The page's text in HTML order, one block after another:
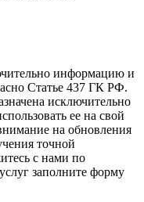
информацию и
Статье 437 ГК РФ.
исключительно
ее на свой
на обновления
точной
с нами по
заполните форму